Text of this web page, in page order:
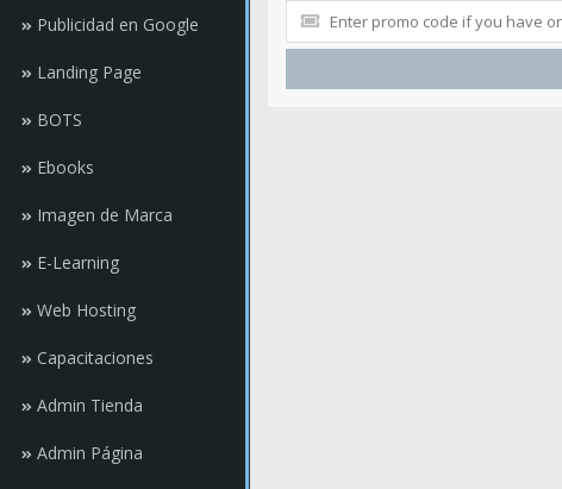
Publicidad en Google
Landing Page
BOTS
Ebooks
Imagen de Marca
E-Learning
Web Hosting
Capacitaciones
Admin Tienda
Admin Página